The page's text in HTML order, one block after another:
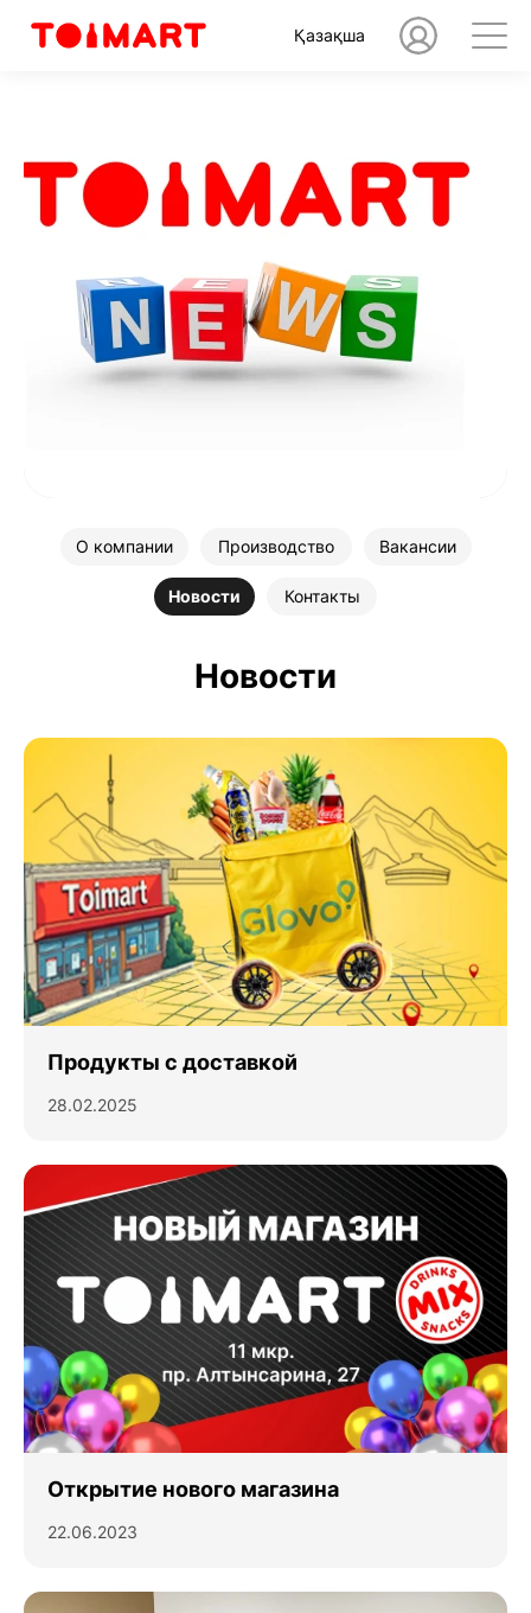
Қазақша
О компании Производство Вакансии
Новости Контакты
Новости
Продукты с доставкой
28.02.2025
Открытие нового магазина
22.06.2023